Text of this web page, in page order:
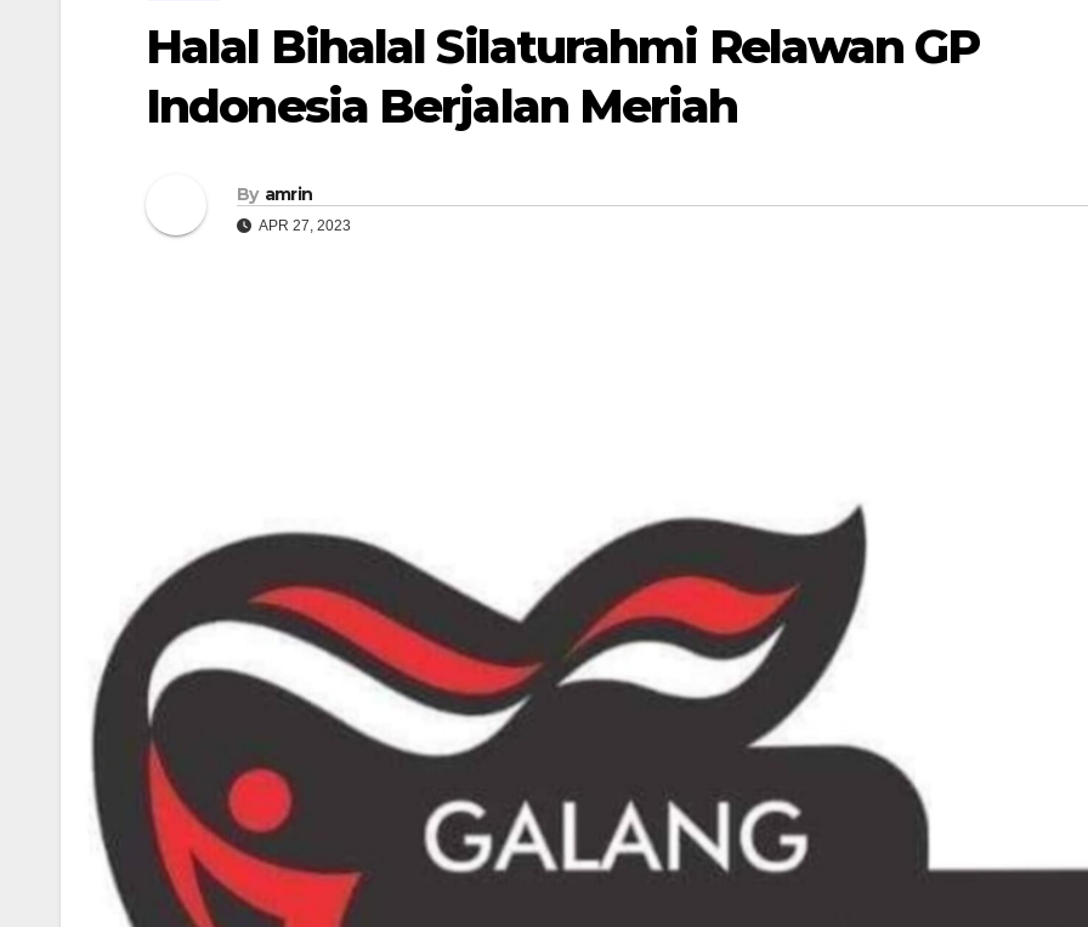
Halal Bihalal Silaturahmi Relawan GP
Indonesia Berjalan Meriah
By amrin
APR 27, 2023